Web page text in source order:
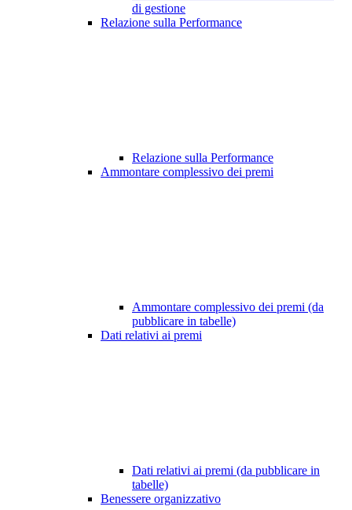
di gestione
Relazione sulla Performance
Relazione sulla Performance
Ammontare complessivo dei premi
Ammontare complessivo dei premi (da
pubblicare in tabelle)
Dati relativi ai premi
Dati relativi ai premi (da pubblicare in
tabelle)
Benessere organizzativo